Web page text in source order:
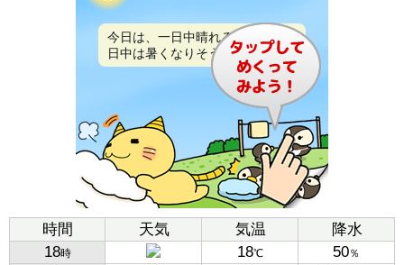
今日は、一日中晴れるでしょう。
日中は暑くなりそうです。
時間 天気 気温
降水
18時 18℃ 50％